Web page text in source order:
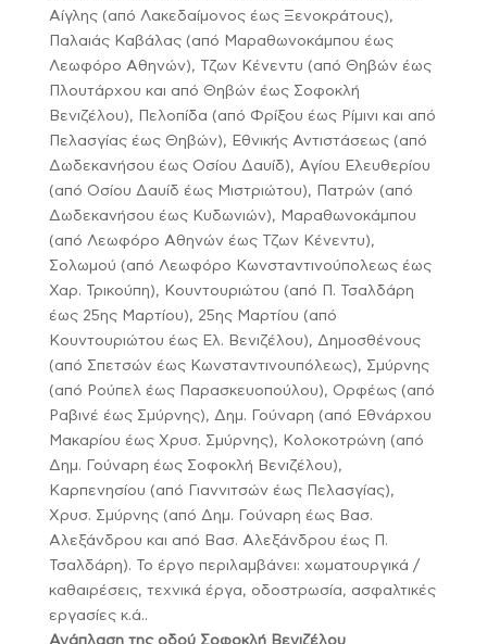
Αίγλης (από Λακεδαίμονος έως Ξενοκράτους),
Παλαιάς Καβάλας (από Μαραθωνοκάμπου έως
Λεωφόρο Αθηνών), Τζων Κένεντυ (από Θηβών έως
Πλουτάρχου και από Θηβών έως Σοφοκλή
Βενιζέλου), Πελοπίδα (από Φρίξου έως Ρίμινι και από
Πελασγίας έως Θηβών), Εθνικής Αντιστάσεως (από
Δωδεκανήσου έως Οσίου Δαυίδ), Αγίου Ελευθερίου
(από Οσίου Δαυίδ έως Μιστριώτου), Πατρών (από
Δωδεκανήσου έως Κυδωνιών), Μαραθωνοκάμπου
(από Λεωφόρο Αθηνών έως Τζων Κένεντυ),
Σολωμού (από Λεωφόρο Κωνσταντινούπολεως έως
Χαρ. Τρικούπη), Κουντουριώτου (από Π. Τσαλδάρη
έως 25ης Μαρτίου), 25ης Μαρτίου (από
Κουντουριώτου έως Ελ. Βενιζέλου), Δημοσθένους
(από Σπετσών έως Κωνσταντινουπόλεως), Σμύρνης
(από Ρούπελ έως Παρασκευοπούλου), Ορφέως (από
Ραβινέ έως Σμύρνης), Δημ. Γούναρη (από Εθνάρχου
Μακαρίου έως Χρυσ. Σμύρνης), Κολοκοτρώνη (από
Δημ. Γούναρη έως Σοφοκλή Βενιζέλου),
Καρπενησίου (από Γιαννιτσών έως Πελασγίας),
Χρυσ. Σμύρνης (από Δημ. Γούναρη έως Βασ.
Αλεξάνδρου και από Βασ. Αλεξάνδρου έως Π.
Τσαλδάρη). Το έργο περιλαμβάνει: χωματουργικά /
καθαιρέσεις, τεχνικά έργα, οδοστρωσία, ασφαλτικές
εργασίες κ.ά..
Ανάπλαση της οδού Σοφοκλή Βενιζέλου